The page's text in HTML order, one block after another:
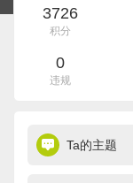
3726
积分
0
违规
Ta的主题